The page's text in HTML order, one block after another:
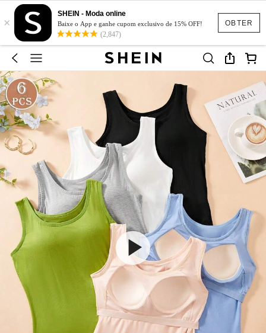
OBTER
×
SHEIN - Moda online
Baixe o App e ganhe cupom exclusivo de 15% OFF!
(2,847)